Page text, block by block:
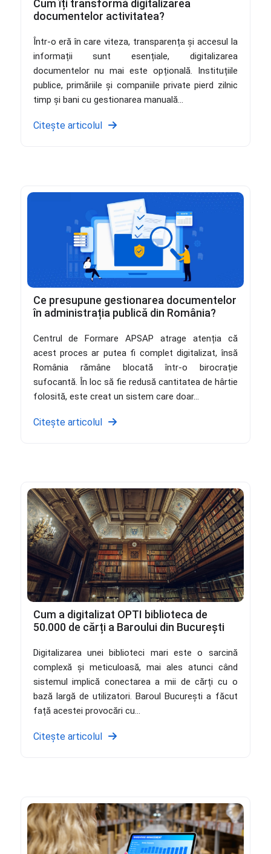
Cum îți transformă digitalizarea
documentelor activitatea?
Într-o eră în care viteza, transparența și accesul la
informații sunt esențiale, digitalizarea
documentelor nu mai este opțională. Instituțiile
publice, primăriile și companiile private pierd zilnic
timp și bani cu gestionarea manuală...
Citește articolul
Ce presupune gestionarea documentelor
în administrația publică din România?
Centrul de Formare APSAP atrage atenția că
acest proces ar putea fi complet digitalizat, însă
România rămâne blocată într-o birocrație
sufocantă. În loc să fie redusă cantitatea de hârtie
folosită, este creat un sistem care doar...
Citește articolul
Cum a digitalizat OPTI biblioteca de
50.000 de cărți a Baroului din București
Digitalizarea unei biblioteci mari este o sarcină
complexă și meticuloasă, mai ales atunci când
sistemul implică conectarea a mii de cărți cu o
bază largă de utilizatori. Baroul București a făcut
față acestei provocări cu...
Citește articolul